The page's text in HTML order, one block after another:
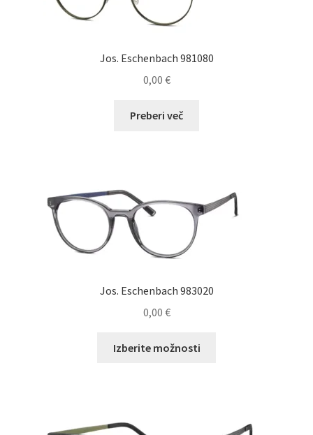
Jos. Eschenbach 981080
0,00 €
Preberi več
Jos. Eschenbach 983020
0,00 €
Izberite možnosti
Možnosti